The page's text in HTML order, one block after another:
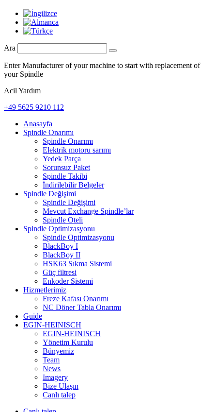
Ara
Enter Manufacturer of your machine to start with replacement of
your Spindle
Acil Yardım
+49 5625 9210 112
Anasayfa
Spindle Onarımı
Spindle Onarımı
Elektrik motoru sarımı
Yedek Parça
Sorunsuz Paket
Spindle Takibi
İndirilebilir Belgeler
Spindle Değişimi
Spindle Değişimi
Mevcut Exchange Spindle’lar
Spindle Oteli
Spindle Optimizasyonu
Spindle Optimizasyonu
BlackBoy I
BlackBoy II
HSK63 Sıkma Sistemi
Güç filtresi
Enkoder Sistemi
Hizmetlerimiz
Freze Kafası Onarımı
NC Döner Tabla Onarımı
Guide
EGIN-HEINISCH
EGIN-HEINISCH
Yönetim Kurulu
Bünyemiz
Team
News
Imagery
Bize Ulaşın
Canlı talep